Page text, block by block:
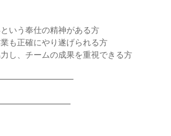
いう奉仕の精神がある方
も正確にやり遂げられる方
し、チームの成果を重視できる方